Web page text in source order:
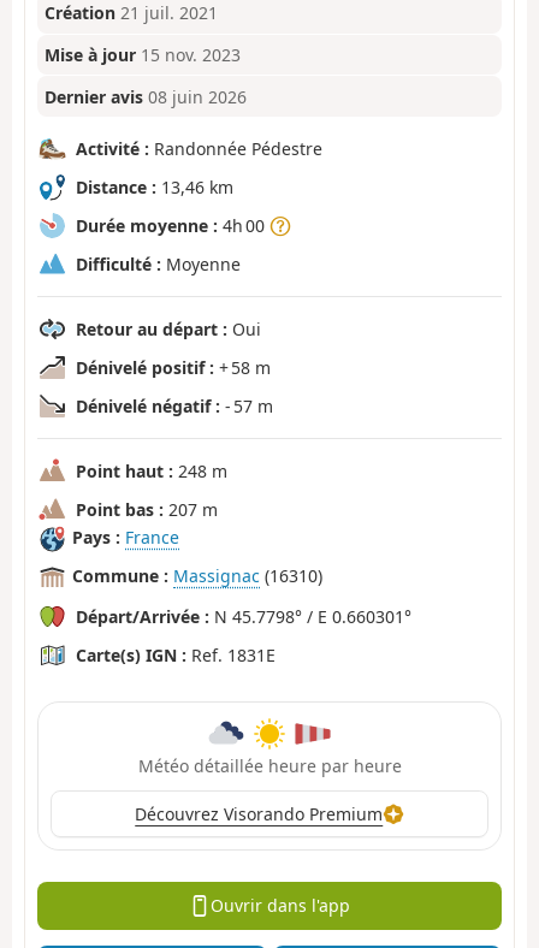
Création 21 juil. 2021
Mise à jour 15 nov. 2023
Dernier avis 08 juin 2026
Activité : Randonnée Pédestre
Distance : 13,46 km
Durée moyenne : 4h 00
Difficulté : Moyenne
Retour au départ : Oui
Dénivelé positif : + 58 m
Dénivelé négatif : - 57 m
Point haut : 248 m
Point bas : 207 m
Pays : France
Commune : Massignac (16310)
Départ/Arrivée : N 45.7798° / E 0.660301°
Carte(s) IGN : Ref. 1831E
Météo détaillée heure par heure
Découvrez Visorando Premium
Ouvrir dans l'app